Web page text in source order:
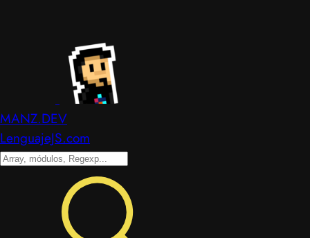
MANZ.DEV
LenguajeJS.com